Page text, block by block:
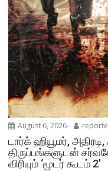
August 6, 2026
டார்க் ஹியூமர்,
திருப்பங்களுடன்
விரியும் ‘மூடர் கூடம் 2’